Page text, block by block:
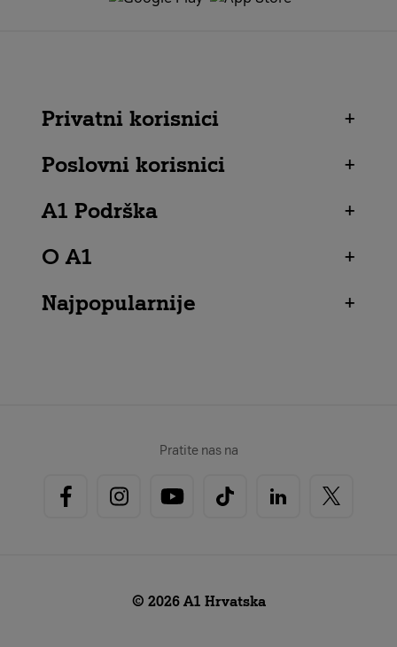
Privatni korisnici
+
Poslovni korisnici
+
A1 Podrška
+
O A1
+
Najpopularnije
+
Pratite nas na
© 2026 A1 Hrvatska